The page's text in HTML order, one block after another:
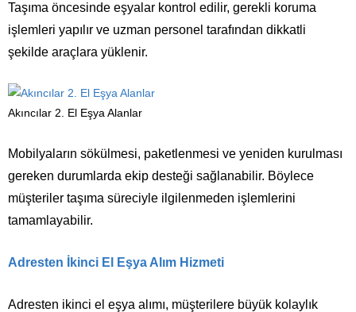
Taşıma öncesinde eşyalar kontrol edilir, gerekli koruma
işlemleri yapılır ve uzman personel tarafından dikkatli
şekilde araçlara yüklenir.
Akıncılar 2. El Eşya Alanlar
Mobilyaların sökülmesi, paketlenmesi ve yeniden kurulması
gereken durumlarda ekip desteği sağlanabilir. Böylece
müşteriler taşıma süreciyle ilgilenmeden işlemlerini
tamamlayabilir.
Adresten İkinci El Eşya Alım Hizmeti
Adresten ikinci el eşya alımı, müşterilere büyük kolaylık